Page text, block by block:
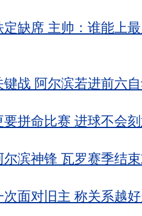
缺席 主帅：谁能上
战 阿尔滨若进前六
拼命比赛 进球不会
滨神锋 瓦罗赛季结
面对旧主 称关系越